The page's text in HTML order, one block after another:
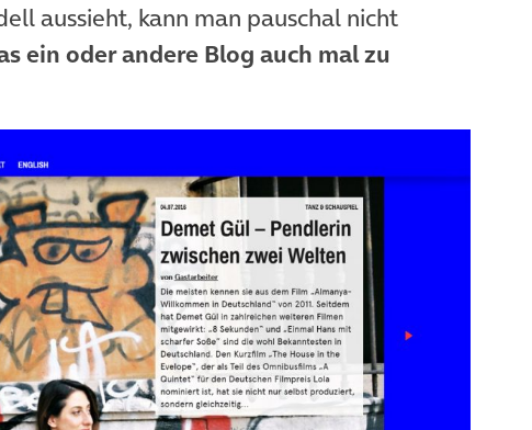
aussieht, kann man pauschal nicht
ein oder andere Blog auch mal zu